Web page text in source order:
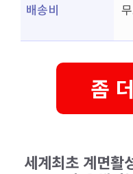
배송비
좀
세계최초 계면활